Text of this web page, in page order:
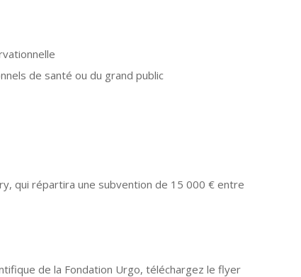
de santé ou du grand public
qui répartira une subvention de 15 000 € entre
de la Fondation Urgo, téléchargez le flyer